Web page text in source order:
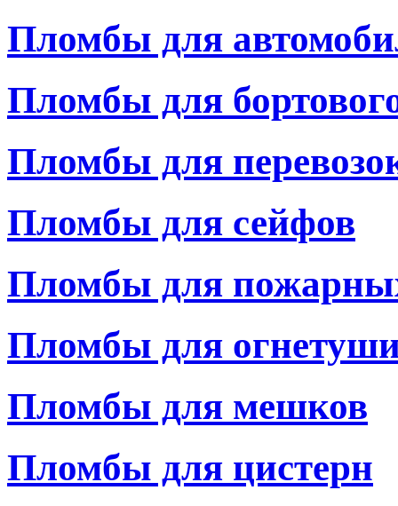
Пломбы для
Пломбы для
Пломбы для
Пломбы для сейфов
Пломбы для
Пломбы для
Пломбы для мешков
Пломбы для цистерн